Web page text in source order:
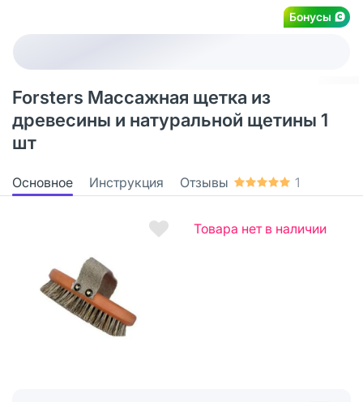
Бонусы
Forsters Массажная щетка из
древесины и натуральной щетины 1
шт
Основное Инструкция Отзывы 1
Товара нет в наличии